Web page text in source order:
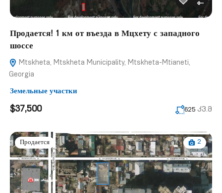
Продается! 1 км от въезда в Мцхету с западного
шоссе
Mtskheta, Mtskheta Municipality, Mtskheta-Mtianeti,
Georgia
Земельные участки
$37,500 625 კვ.მ
Продается 2